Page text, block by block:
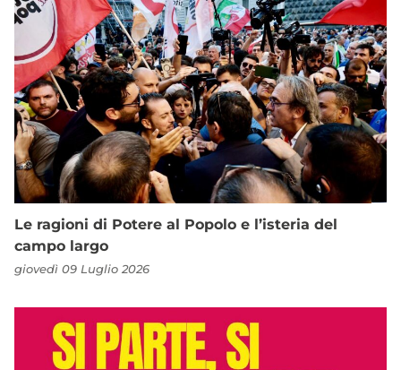
Le ragioni di Potere al Popolo e l’isteria del
campo largo
giovedì 09 Luglio 2026